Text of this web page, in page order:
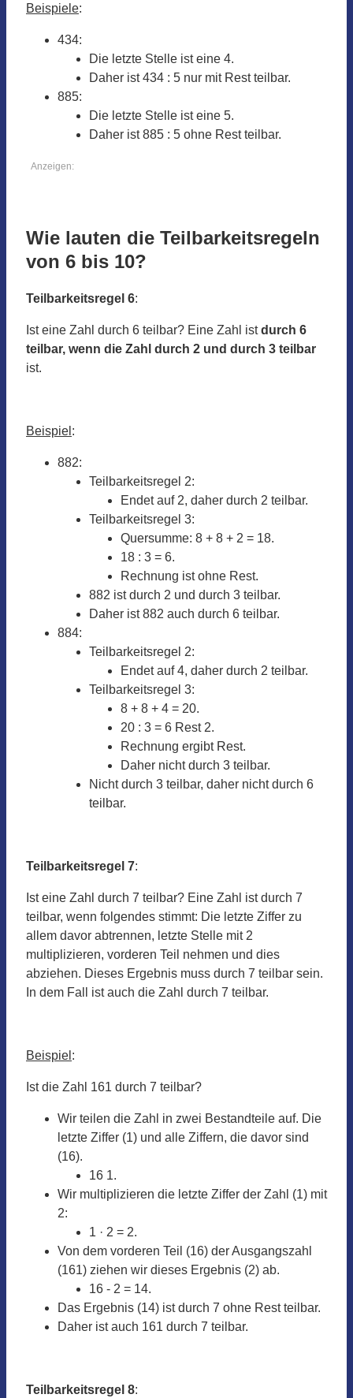
Beispiele:
434:
Die letzte Stelle ist eine 4.
Daher ist 434 : 5 nur mit Rest teilbar.
885:
Die letzte Stelle ist eine 5.
Daher ist 885 : 5 ohne Rest teilbar.
Anzeigen:
Wie lauten die Teilbarkeitsregeln
von 6 bis 10?
Teilbarkeitsregel 6:
Ist eine Zahl durch 6 teilbar? Eine Zahl istdurch 6
teilbar, wenn die Zahl durch 2 und durch 3 teilbar
ist.
Beispiel :
882:
Teilbarkeitsregel 2:
Endet auf 2, daher durch 2 teilbar.
Teilbarkeitsregel 3:
Quersumme: 8 + 8 + 2 = 18.
18 : 3 = 6.
Rechnung ist ohne Rest.
882 ist durch 2 und durch 3 teilbar.
Daher ist 882 auch durch 6 teilbar.
884:
Teilbarkeitsregel 2:
Endet auf 4, daher durch 2 teilbar.
Teilbarkeitsregel 3:
8 + 8 + 4 = 20.
20 : 3 = 6 Rest 2.
Rechnung ergibt Rest.
Daher nicht durch 3 teilbar.
Nicht durch 3 teilbar, daher nicht durch 6
teilbar.
Teilbarkeitsregel 7:
Ist eine Zahl durch 7 teilbar? Eine Zahl ist durch 7
teilbar, wenn folgendes stimmt: Die letzte Ziffer zu
allem davor abtrennen, letzte Stelle mit 2
multiplizieren, vorderen Teil nehmen und dies
abziehen. Dieses Ergebnis muss durch 7 teilbar sein.
In dem Fall ist auch die Zahl durch 7 teilbar.
Beispiel :
Ist die Zahl 161 durch 7 teilbar?
Wir teilen die Zahl in zwei Bestandteile auf. Die
letzte Ziffer (1) und alle Ziffern, die davor sind
(16).
16 1.
Wir multiplizieren die letzte Ziffer der Zahl (1) mit
2:
1 · 2 = 2.
Von dem vorderen Teil (16) der Ausgangszahl
(161) ziehen wir dieses Ergebnis (2) ab.
16 - 2 = 14.
Das Ergebnis (14) ist durch 7 ohne Rest teilbar.
Daher ist auch 161 durch 7 teilbar.
Teilbarkeitsregel 8: